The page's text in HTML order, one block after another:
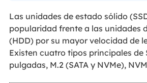
Las unidades de estado sólido
popularidad frente a las unidades
(HDD) por su mayor velocidad de
Existen cuatro tipos principales de
pulgadas, M.2 (SATA y NVMe),